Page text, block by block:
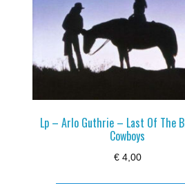
Lp – Arlo Guthrie – Last Of The
Cowboys
€4,00